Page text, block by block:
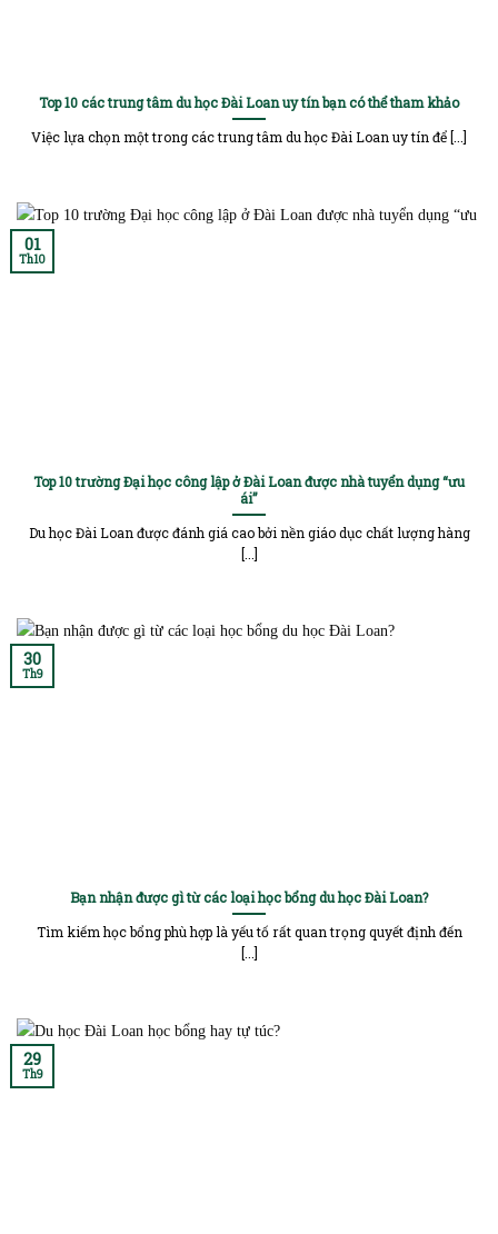
Top 10 các trung tâm du học Đài Loan uy tín bạn có thể tham khảo
Việc lựa chọn một trong các trung tâm du học Đài Loan uy tín để [...]
Top 10 trường Đại học công lập ở Đài Loan được nhà tuyển dụng “ưu
ái”
Du học Đài Loan được đánh giá cao bởi nền giáo dục chất lượng hàng
[...]
01
Th10
Bạn nhận được gì từ các loại học bổng du học Đài Loan?
Tìm kiếm học bổng phù hợp là yếu tố rất quan trọng quyết định đến
[...]
30
Th9
29
Th9